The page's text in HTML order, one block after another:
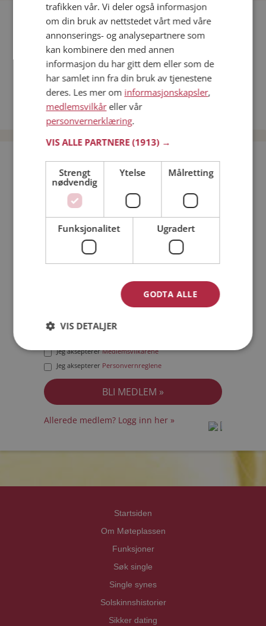
Fler single
Flere singlemenn fra Bergen :Joachim,John Kenneth
Mohammed
Kvinner fra Bergen
Date kvinner i Norge
Date menn i Norge
Bli medlem gratis!
Jeg er en: Mann Kvinne
Min alder:
Jeg akseptererMedlemsvilkårene
Jeg aksepterer Personvernreglene
Allerede medlem? Logg inn her »
Startsiden
Om Møteplassen
Funksjoner
Søk single
Single synes
Solskinnshistorier
Sikker dating
trafikken vår. Vi deler også informasjon
om din bruk av nettstedet vårt med våre
annonserings- og analysepartnere som
kan kombinere den med annen
informasjon du har gitt dem eller som de
har samlet inn fra din bruk av tjenestene
deres. Les mer om informasjonskapsler,
medlemsvilkåreller vår
personvernerklæring.
VIS ALLE PARTNERE(1913) →
Strengt
nødvendig
Ytelse Målretting
Funksjonalitet Ugradert
GODTA ALLE
VIS DETALJER